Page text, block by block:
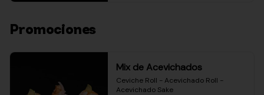
Promociones
Mix de Acevichados
Ceviche Roll - Acevichado Roll -
Acevichado Sake